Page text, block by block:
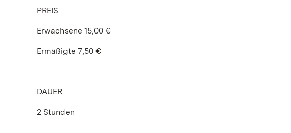
PREIS
Erwachsene 15,00 €
Ermäßigte 7,50 €
DAUER
2 Stunden